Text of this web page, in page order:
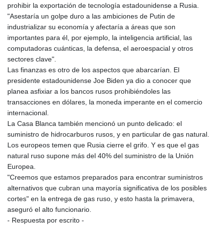
LYD 7.331909
MAD 10.743067
MDL 20.044751
MGA 4918.938878
MKD 61.529235
MNT 4157.293457
MOP 9.314584
MRU 46.338424
MUR 54.419742
MWK 1998.775164
MXN 20.094074
MYR 4.728715
MZN 73.882892
NGN 1577.963717
NIO 42.419473
NOK 10.99759
prohibir la exportación de tecnología estadounidense a Rusia.
"Asestaría un golpe duro a las ambiciones de Putin de
industrializar su economía y afectaría a áreas que son
importantes para él, por ejemplo, la inteligencia artificial, las
computadoras cuánticas, la defensa, el aeroespacial y otros
sectores clave".
Las finanzas es otro de los aspectos que abarcarían. El
presidente estadounidense Joe Biden ya dio a conocer que
planea asfixiar a los bancos rusos prohibiéndoles las
transacciones en dólares, la moneda imperante en el comercio
internacional.
La Casa Blanca también mencionó un punto delicado: el
suministro de hidrocarburos rusos, y en particular de gas natural.
Los europeos temen que Rusia cierre el grifo. Y es que el gas
natural ruso supone más del 40% del suministro de la Unión
Europea.
"Creemos que estamos preparados para encontrar suministros
alternativos que cubran una mayoría significativa de los posibles
cortes" en la entrega de gas ruso, y esto hasta la primavera,
aseguró el alto funcionario.
- Respuesta por escrito -